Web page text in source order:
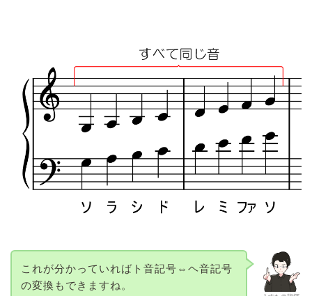
これが分かっていればト音記号⇔ヘ音記号
の変換もできますね。